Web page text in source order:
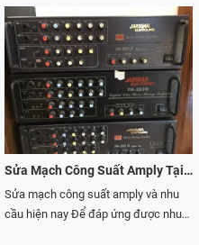
ta sử dụng trong một thời gian dài thì
sẽ xuất hiện những sự cố. Bài viết
này Winproaudio muốn chia sẻ đến
các bạn những nguyên nhân và cách
khắc phục khi amply bị nghẹt tiếng.
Cùng Winproaudio khám phá ngay
thôi nào!
âm thanh đến từ Nhật Bản. Sở hữu
bộ sưu tập đầy màu sắc với nhiều
dòng sản phẩm khác nhau. Trong đó,
amply Pioneer là thuộc một trong số
sản phẩm về thiết bị âm thanh hoàn
hảo không thể bỏ qua. Tuy nhiên, khi
sử dụng trong khoảng thời gian dài
chắc hẳn sẽ không tránh khỏi sự hư
hỏng. Và việc sửa amply pioneer là
điều rất cần thiết. Hãy cùng Chánh
Huy Audio– công ty hoạt động chính
Sửa Mạch Công Suất Amply Tại TPHCM Uy Tín, Hiệu Quả
Sửa mạch công suất amply và nhu
cầu hiện nay Để đáp ứng được nhu